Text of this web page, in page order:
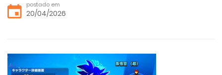
postado em
20/04/2026